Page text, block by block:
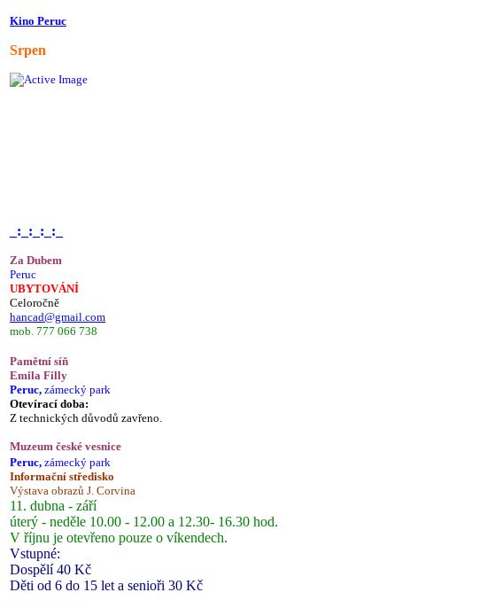
Kino Peruc
Srpen
_:_:_:_:_
Za Dubem
Peruc
UBYTOVÁNÍ
Celoročně
hancad@gmail.com
mob. 777 066 738
Pamětní síň
Emila Filly
Peruc, zámecký park
Otevírací doba:
Z technických důvodů zavřeno.
Muzeum české vesnice
Peruc, zámecký park
Informační středisko
Výstava obrazů J. Corvina
11. dubna - září
úterý - neděle 10.00 - 12.00 a 12.30- 16.30 hod.
V říjnu je otevřeno pouze o víkendech.
Vstupné:
Dospělí 40 Kč
Děti od 6 do 15 let a senioři 30 Kč